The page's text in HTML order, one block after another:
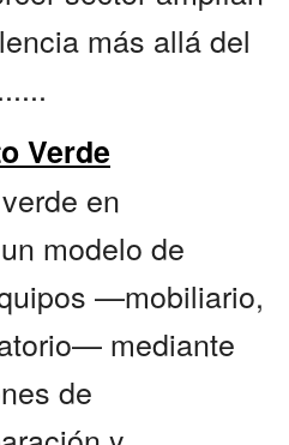
más allá del
Verde
en
modelo de
—mobiliario,
mediante
de